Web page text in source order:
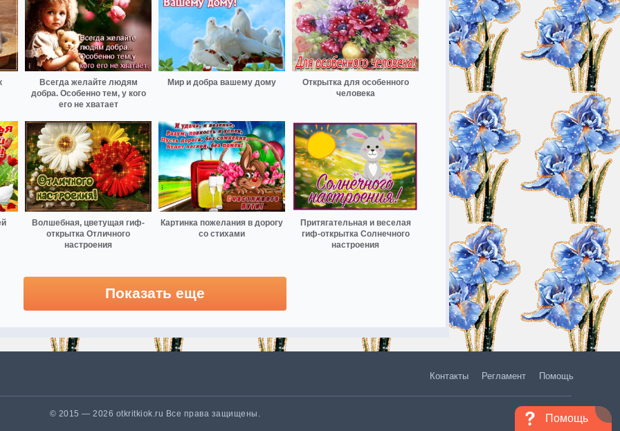
Всегда желайте людям
добра. Особенно тем, у кого
его не хватает
Мир и добра вашему дому
Открытка для особенного
человека
Волшебная, цветущая гиф-
открытка Отличного
настроения
Картинка пожелания в дорогу
со стихами
Притягательная и веселая
гиф-открытка Солнечного
настроения
Показать еще
Помощь
Контакты Регламент Помощь
© 2015 — 2026 otkritkiok.ru Все права защищены.